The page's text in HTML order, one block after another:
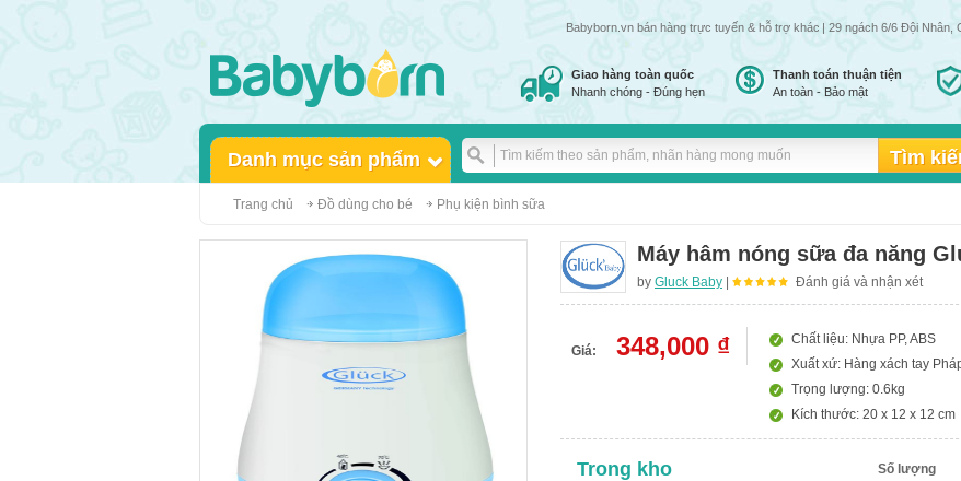
Babyborn.vn bán hàng trực tuyến & hỗ trợ khách hàng đến 24h đêm tất cả các
| 29 ngách 6/6 Đội Nhân,
Giao hàng toàn quốc
Nhanh chóng - Đúng hẹn
Thanh toán thuận tiện
An toàn - Bảo mật
Danh mục sản phẩm
Trang chủ Đồ dùng cho bé Phụ kiện bình sữa
Máy hâm nóng sữa đa năng
by Gluck Baby Đánh giá và nhận xét
Giá: 348,000 ₫
Chất liệu: Nhựa PP, ABS
Xuất xứ: Hàng xách tay
Trọng lượng: 0.6kg
Kích thước: 20 x 12 x 12 cm
Trong kho Số lượng